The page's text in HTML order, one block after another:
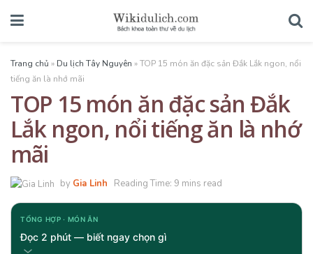
Trang chủ » Du lịch Tây Nguyên »TOP 15 món ăn đặc sản Đắk Lắk ngon, nổi
tiếng ăn là nhớ mãi
TOP 15 món ăn đặc sản Đắk
Lắk ngon, nổi tiếng ăn là nhớ
mãi
by Gia Linh Reading Time: 9 mins read
TỔNG HỢP · MÓN ĂN
Đọc 2 phút — biết ngay chọn gì